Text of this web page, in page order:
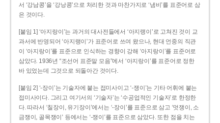
서 ‘강남콩’을 ‘강낭콩’으로 처리한 것과 마찬가지로 ‘냄비’를 표준어로 삼
은 것이다.
[붙임 1] ‘아지랑이’는 과거의 대사전들에서 ‘아지랭이’로 고쳐진 것이 교
과서에 반영되어 ‘아지랭이’가 표준어로 쓰여 왔으나, 현대 언중의 직관
이 ‘아지랑이’를 표준으로 인식하는 경향이 강해 ‘아지랑이’를 표준어로
삼았다. 1936년 “조선어 표준말 모음”에서 ‘아지랑이’를 표준어로 정한
바 있었는데 그것으로 되돌아간 것이다.
[붙임 2] ‘-장이’는 기술자에 붙는 접미사이고 ‘-쟁이’는 기타 어휘에 붙는
접미사이다. 그리고 여기서의 ‘기술자’는 ‘수공업적인 기술자’로 한정한
다. 따라서 ‘칠장이, 유기장이’에서는 ‘-장이’를 표준으로 삼고 ‘멋쟁이, 소
금쟁이, 골목쟁이’ 등에서는 ‘-쟁이’를 표준으로 삼았다. 또한 점을 치는